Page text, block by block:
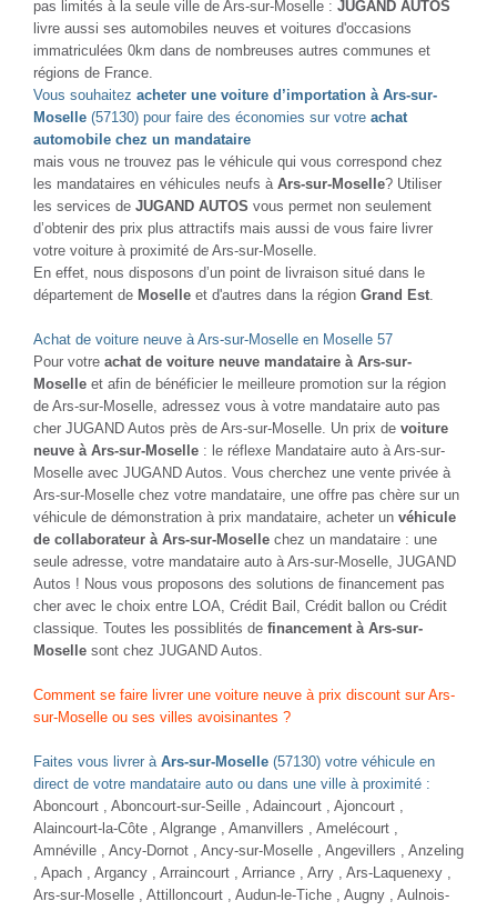
DACIA DUSTER
1.5 DCI 115 4X4 PRESTIGE
Diesel - 46000 Km
23 480 €
Plus d'infos
DACIA DUSTER
1.5 DCI 115 4X4 PRESTIGE
23 980 € TTC
Plus d'infos
NOUVEAUTÉ
TOYOTA HILUX
X-TRA CAB LECAP 2.4 150 BVM
Diesel - 155000 Km- 2019
401,00 € / mois
TTC
Comparer
Plus d'infos
NOUVEAUTÉ
Diesel - 79500 Km- 2021
TTC
Comparer
Plus d'infos
NOUVEAUTÉ